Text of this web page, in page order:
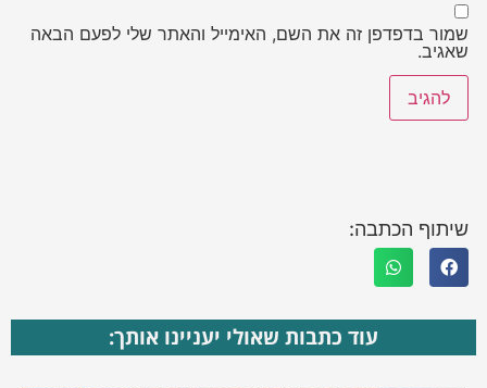
שמור בדפדפן זה את השם, האימייל והאתר שלי לפעם הבאה
שאגיב.
שיתוף הכתבה:
עוד כתבות שאולי יעניינו אותך: